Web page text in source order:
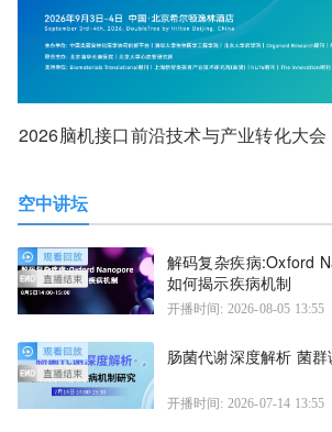
2026脑机接口前沿技术与产业转化大会
空中讲坛
解码复杂疾病:Oxford
如何揭示疾病机制
开播时间: 2026-08-05 13:55
肠菌代谢深度解析 菌
开播时间: 2026-07-14 13:55